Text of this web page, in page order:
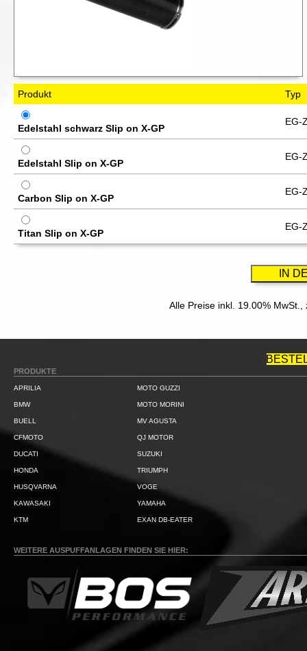
Produkt Typ
Edelstahl schwarz Slip on X-GP
EG-
Edelstahl Slip on X-GP
EG-
Carbon Slip on X-GP
EG-
Titan Slip on X-GP
EG-
Alle Preise inkl. 19.00% MwSt.,
PRODUKTE
APRILIA
BMW
BUELL
CFMOTO
DUCATI
HONDA
HUSQVARNA
KAWASAKI
KTM
MOTO GUZZI
MOTO MORINI
MV AGUSTA
QJ MOTOR
SUZUKI
TRIUMPH
VOGE
YAMAHA
EXAN DB-EATER
WEITERE AUSPUFFANLAGEN FINDEN SIE HIER: